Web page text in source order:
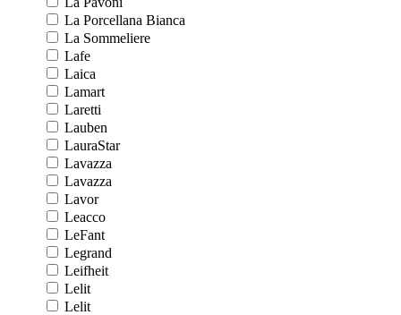
La Porcellana Bianca
La Sommeliere
Lafe
Laica
Lamart
Laretti
Lauben
LauraStar
Lavazza
Lavazza
Lavor
Leacco
LeFant
Legrand
Leifheit
Lelit
Lelit